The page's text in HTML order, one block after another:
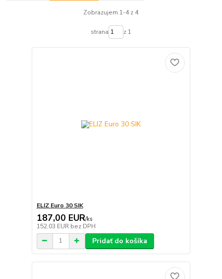
Zobrazujem 1-4 z 4
strana z 1
ELIZ Euro 30 SIK
187,00 EUR/ks
152,03 EUR bez DPH
Pridať do košíka